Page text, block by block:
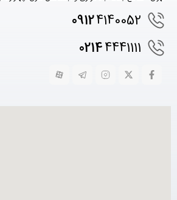
09124140052
02144441111